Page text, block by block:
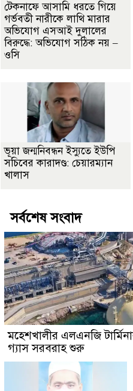
টেকনাফে আসামি ধরতে গিয়ে
গর্ভবতী নারীকে লাথি মারার
অভিযোগ এসআই দুলালের
বিরুদ্ধে: অভিযোগ সঠিক নয় –
ওসি
ভূয়া জন্মনিবন্ধন ইস্যুতে ইউপি
সচিবের কারাদণ্ড: চেয়ারম্যান
খালাস
সর্বশেষ সংবাদ
মহেশখালীর এলএনজি
গ্যাস সরবরাহ শুরু